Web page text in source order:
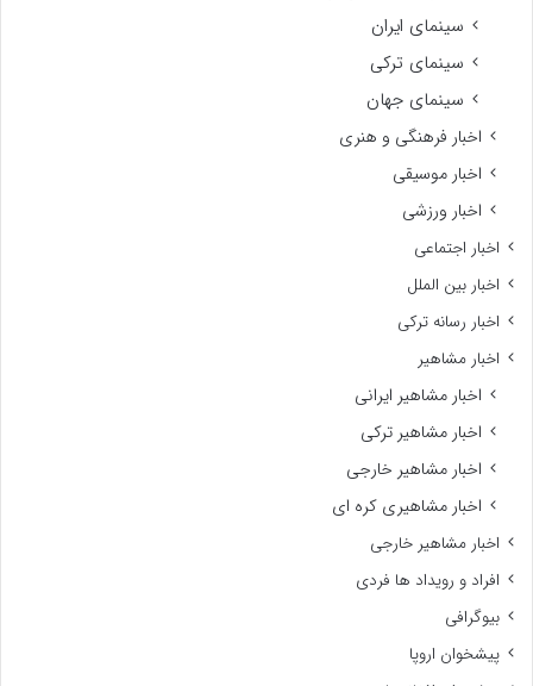
سینمای ایران
سینمای ترکی
سینمای جهان
اخبار فرهنگی و هنری
اخبار موسیقی
اخبار ورزشی
اخبار اجتماعی
اخبار بین الملل
اخبار رسانه ترکی
اخبار مشاهیر
اخبار مشاهیر ایرانی
اخبار مشاهیر ترکی
اخبار مشاهیر خارجی
اخبار مشاهیری کره ای
اخبار مشاهیر خارجی
افراد و رویداد ها فردی
بیوگرافی
پیشخوان اروپا